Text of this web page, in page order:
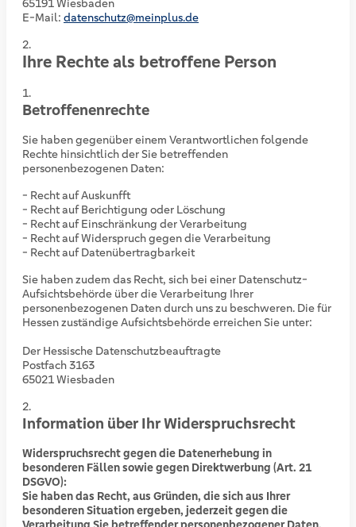
65191 Wiesbaden
E-Mail: datenschutz@meinplus.de
Ihre Rechte als betroffene Person
Betroffenenrechte
Sie haben gegenüber einem Verantwortlichen folgende
Rechte hinsichtlich der Sie betreffenden
personenbezogenen Daten:
- Recht auf Auskunfft
- Recht auf Berichtigung oder Löschung
- Recht auf Einschränkung der Verarbeitung
- Recht auf Widerspruch gegen die Verarbeitung
- Recht auf Datenübertragbarkeit
Sie haben zudem das Recht, sich bei einer Datenschutz-
Aufsichtsbehörde über die Verarbeitung Ihrer
personenbezogenen Daten durch uns zu beschweren. Die für
Hessen zuständige Aufsichtsbehörde erreichen Sie unter:
Der Hessische Datenschutzbeauftragte
Postfach 3163
65021 Wiesbaden
Information über Ihr Widerspruchsrecht
Widerspruchsrecht gegen die Datenerhebung in
besonderen Fällen sowie gegen Direktwerbung (Art. 21
DSGVO):
Sie haben das Recht, aus Gründen, die sich aus Ihrer
besonderen Situation ergeben, jederzeit gegen die